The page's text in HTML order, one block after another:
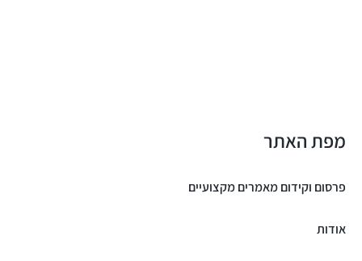
מפת האתר
פרסום וקידום מאמרים מקצועיים
אודות